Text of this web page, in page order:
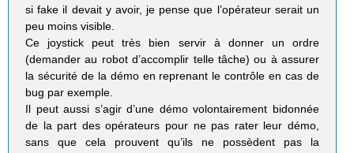
si fake il devait y avoir, je pense que l’opérateur serait un
peu moins visible.
Ce joystick peut très bien servir à donner un ordre
(demander au robot d’accomplir telle tâche) ou à assurer
la sécurité de la démo en reprenant le contrôle en cas de
bug par exemple.
Il peut aussi s’agir d’une démo volontairement bidonnée
de la part des opérateurs pour ne pas rater leur démo,
sans que cela prouvent qu’ils ne possèdent pas la